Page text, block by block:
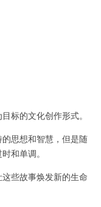
的文化创作形式。
思想和智慧，但是随
和单调。
些故事焕发新的生命